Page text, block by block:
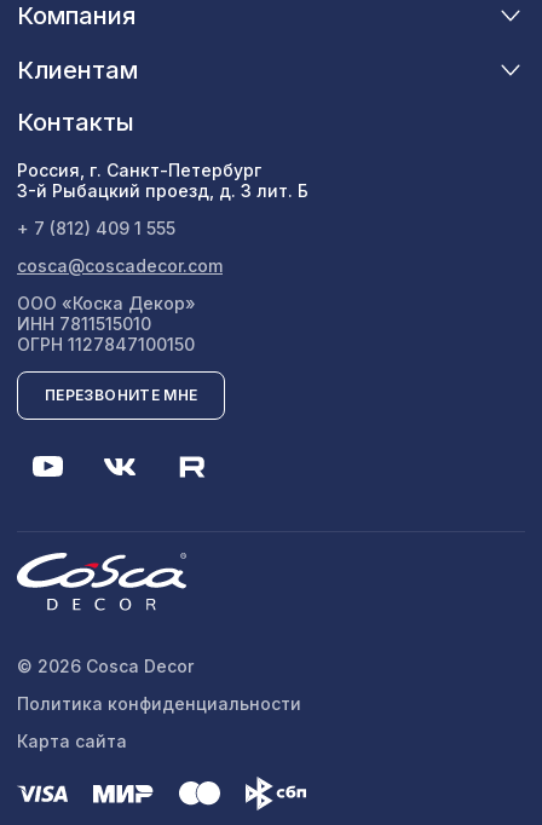
Компания
Клиентам
Контакты
Россия, г. Санкт-Петербург
3-й Рыбацкий проезд, д. 3 лит. Б
+ 7 (812) 409 1 555
cosca@coscadecor.com
ООО «Коска Декор»
ИНН 7811515010
ОГРН 1127847100150
ПЕРЕЗВОНИТЕ МНЕ
© 2026 Cosca Decor
Политика конфиденциальности
Карта сайта